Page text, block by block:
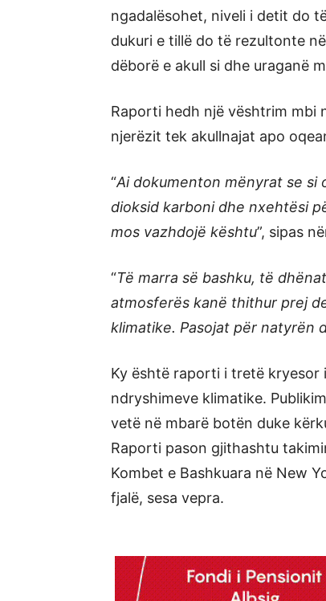
ngadalësohet, niveli i detit do
dukuri e tillë do të rezultonte
dëborë e akull si dhe uraganë
Raporti hedh një vështrim mbi
njerëzit tek akullnajat apo
“Ai dokumenton mënyrat se si
dioksid karboni dhe nxehtësi
mos vazhdojë kështu”, sipas
“Të marra së bashku, të
atmosferës kanë thithur prej
klimatike. Pasojat për natyrën
Ky është raporti i tretë kryesor
ndryshimeve klimatike.
vetë në mbarë botën duke
Raporti pason gjithashtu
Kombet e Bashkuara në New
fjalë, sesa vepra.